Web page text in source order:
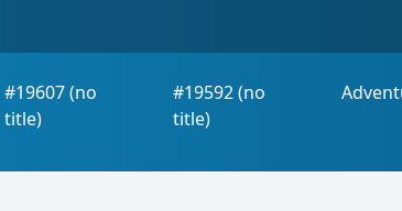
#19607 (no
title)
#19592 (no
title)